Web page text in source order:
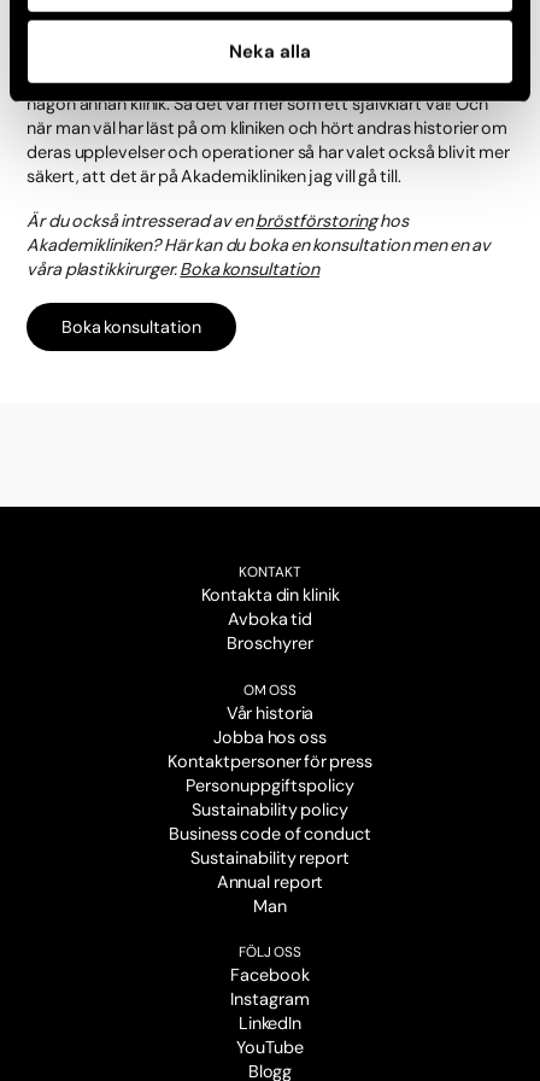
Neka alla
Dels för att när jag pratat med vänner om detta, är det faktiskt
bara Akademikliniken som har varit ett alternativ. Men också
för det har alltid känns rätt. Har egentligen aldrig tänkt mig
någon annan klinik. Så det var mer som ett självklart val! Och
när man väl har läst på om kliniken och hört andras historier om
deras upplevelser och operationer så har valet också blivit mer
säkert, att det är på Akademikliniken jag vill gå till.
Är du också intresserad av enbröstförstoringhos
Akademikliniken? Här kan du boka en konsultation men en av
våra plastikkirurger.Boka konsultation
Boka konsultation
KONTAKT
Kontakta din klinik
Avboka tid
Broschyrer
OM OSS
Vår historia
Jobba hos oss
Kontaktpersoner för press
Personuppgiftspolicy
Sustainability policy
Business code of conduct
Sustainability report
Annual report
Man
FÖLJ OSS
Facebook
Instagram
LinkedIn
YouTube
Blogg